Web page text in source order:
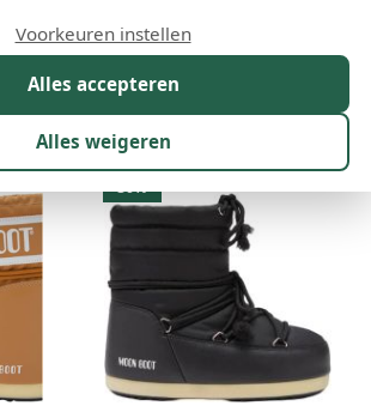
Kleur Prijs
30%
Alles accepteren
Alles weigeren
Voorkeuren instellen